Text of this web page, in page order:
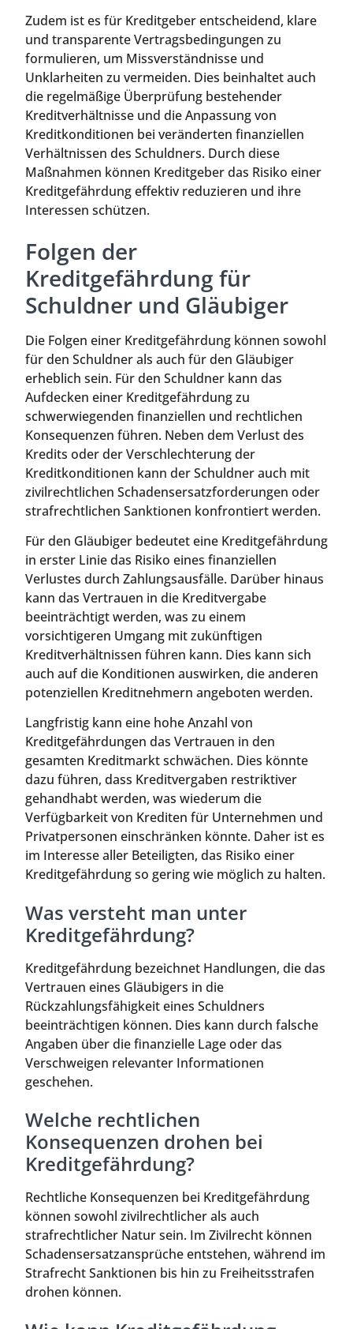
Zudem ist es für Kreditgeber entscheidend, klare
und transparente Vertragsbedingungen zu
formulieren, um Missverständnisse und
Unklarheiten zu vermeiden. Dies beinhaltet auch
die regelmäßige Überprüfung bestehender
Kreditverhältnisse und die Anpassung von
Kreditkonditionen bei veränderten finanziellen
Verhältnissen des Schuldners. Durch diese
Maßnahmen können Kreditgeber das Risiko einer
Kreditgefährdung effektiv reduzieren und ihre
Interessen schützen.
Folgen der
Kreditgefährdung für
Schuldner und Gläubiger
Die Folgen einer Kreditgefährdung können sowohl
für den Schuldner als auch für den Gläubiger
erheblich sein. Für den Schuldner kann das
Aufdecken einer Kreditgefährdung zu
schwerwiegenden finanziellen und rechtlichen
Konsequenzen führen. Neben dem Verlust des
Kredits oder der Verschlechterung der
Kreditkonditionen kann der Schuldner auch mit
zivilrechtlichen Schadensersatzforderungen oder
strafrechtlichen Sanktionen konfrontiert werden.
Für den Gläubiger bedeutet eine Kreditgefährdung
in erster Linie das Risiko eines finanziellen
Verlustes durch Zahlungsausfälle. Darüber hinaus
kann das Vertrauen in die Kreditvergabe
beeinträchtigt werden, was zu einem
vorsichtigeren Umgang mit zukünftigen
Kreditverhältnissen führen kann. Dies kann sich
auch auf die Konditionen auswirken, die anderen
potenziellen Kreditnehmern angeboten werden.
Langfristig kann eine hohe Anzahl von
Kreditgefährdungen das Vertrauen in den
gesamten Kreditmarkt schwächen. Dies könnte
dazu führen, dass Kreditvergaben restriktiver
gehandhabt werden, was wiederum die
Verfügbarkeit von Krediten für Unternehmen und
Privatpersonen einschränken könnte. Daher ist es
im Interesse aller Beteiligten, das Risiko einer
Kreditgefährdung so gering wie möglich zu halten.
Was versteht man unter
Kreditgefährdung?
Kreditgefährdung bezeichnet Handlungen, die das
Vertrauen eines Gläubigers in die
Rückzahlungsfähigkeit eines Schuldners
beeinträchtigen können. Dies kann durch falsche
Angaben über die finanzielle Lage oder das
Verschweigen relevanter Informationen
geschehen.
Welche rechtlichen
Konsequenzen drohen bei
Kreditgefährdung?
Rechtliche Konsequenzen bei Kreditgefährdung
können sowohl zivilrechtlicher als auch
strafrechtlicher Natur sein. Im Zivilrecht können
Schadensersatzansprüche entstehen, während im
Strafrecht Sanktionen bis hin zu Freiheitsstrafen
drohen können.